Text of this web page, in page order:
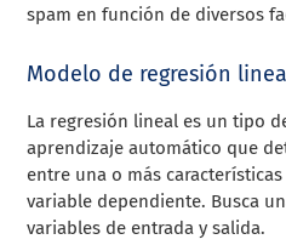
spam en función de diversos
Modelo de regresión
La regresión lineal es un tipo
aprendizaje automático que
entre una o más
variable dependiente. Busca
variables de entrada y salida.